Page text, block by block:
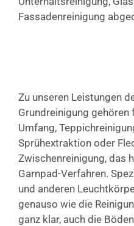
Fassadenreinigung
Zu unseren Leistungen
Grundreinigung
Umfang,
Sprühextraktion oder
Zwischenreinigung, das
Garnpad-Verfahren.
und anderen
genauso wie die
ganz klar, auch die